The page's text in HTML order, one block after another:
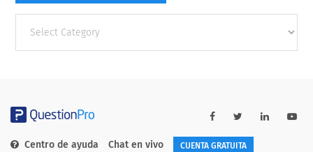
categories
Centro de ayuda Chat en vivo CUENTA GRATUITA